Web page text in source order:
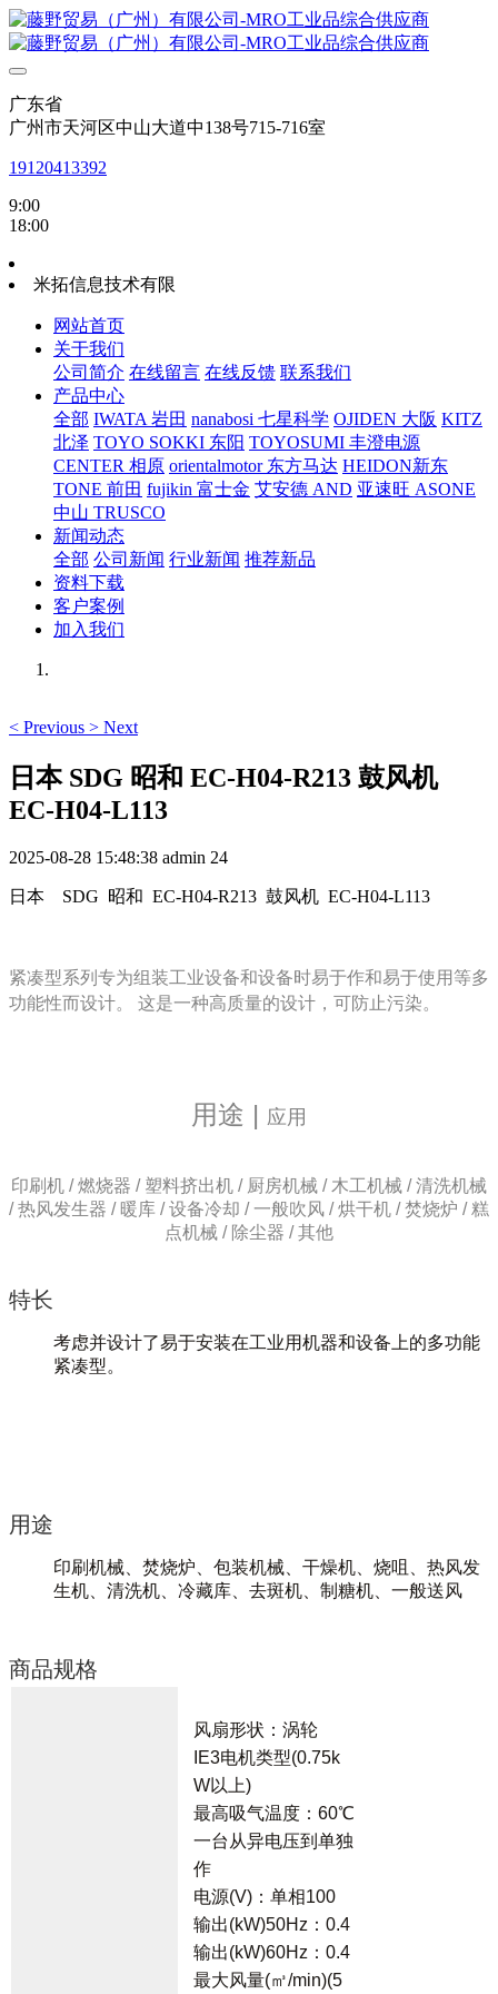
广东省
广州市天河区中山大道中138号715-716室
19120413392
9:00
18:00
米拓信息技术有限
网站首页
关于我们
公司简介 在线留言 在线反馈 联系我们
产品中心
全部 IWATA 岩田 nanabosi 七星科学 OJIDEN 大阪 KITZ
北泽 TOYO SOKKI 东阳 TOYOSUMI 丰澄电源
CENTER 相原 orientalmotor 东方马达 HEIDON新东
TONE 前田 fujikin 富士金 艾安德 AND 亚速旺 ASONE
中山 TRUSCO
新闻动态
全部 公司新闻 行业新闻 推荐新品
资料下载
客户案例
加入我们
< Previous > Next
日本 SDG 昭和 EC-H04-R213 鼓风机
EC-H04-L113
2025-08-28 15:48:38 admin 24
日本 SDG 昭和 EC-H04-R213 鼓风机 EC-H04-L113
紧凑型系列专为组装工业设备和设备时易于作和易于使用等多
功能性而设计。 这是一种高质量的设计，可防止污染。
用途 | 应用
印刷机 / 燃烧器 / 塑料挤出机 / 厨房机械 / 木工机械 / 清洗机械
/ 热风发生器 / 暖库 / 设备冷却 / 一般吹风 / 烘干机 / 焚烧炉 / 糕
点机械 / 除尘器 / 其他
特长
考虑并设计了易于安装在工业用机器和设备上的多功能
紧凑型。
用途
印刷机械、焚烧炉、包装机械、干燥机、烧咀、热风发
生机、清洗机、冷藏库、去斑机、制糖机、一般送风
商品规格
风扇形状：涡轮
IE3电机类型(0.75k
W以上)
最高吸气温度：60℃
一台从异电压到单独
作
电源(V)：单相100
输出(kW)50Hz：0.4
输出(kW)60Hz：0.4
最大风量(㎥/min)(5